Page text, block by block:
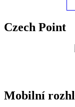
Czech Point
Mobilní